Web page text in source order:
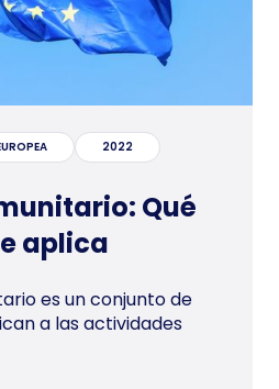
2022
Qué
aplica
es un conjunto de
a las actividades